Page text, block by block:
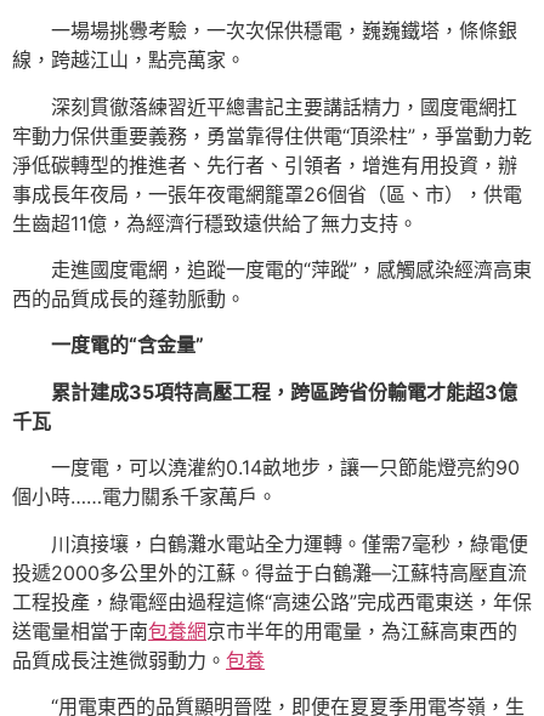
一場場挑釁考驗，一次次保供穩電，巍巍鐵塔，條條銀
線，跨越江山，點亮萬家。
深刻貫徹落練習近平總書記主要講話精力，國度電網扛
牢動力保供重要義務，勇當靠得住供電“頂梁柱”，爭當動力乾
淨低碳轉型的推進者、先行者、引領者，增進有用投資，辦
事成長年夜局，一張年夜電網籠罩26個省（區、市），供電
生齒超11億，為經濟行穩致遠供給了無力支持。
走進國度電網，追蹤一度電的“萍蹤”，感觸感染經濟高東
西的品質成長的蓬勃脈動。
一度電的“含金量”
累計建成35項特高壓工程，跨區跨省份輸電才能超3億
千瓦
一度電，可以澆灌約0.14畝地步，讓一只節能燈亮約90
個小時……電力關系千家萬戶。
川滇接壤，白鶴灘水電站全力運轉。僅需7毫秒，綠電便
投遞2000多公里外的江蘇。得益于白鶴灘—江蘇特高壓直流
工程投產，綠電經由過程這條“高速公路”完成西電東送，年保
送電量相當于南包養網京市半年的用電量，為江蘇高東西的
品質成長注進微弱動力。 包養
“用電東西的品質顯明晉陞，即便在夏夏季用電岑嶺，生